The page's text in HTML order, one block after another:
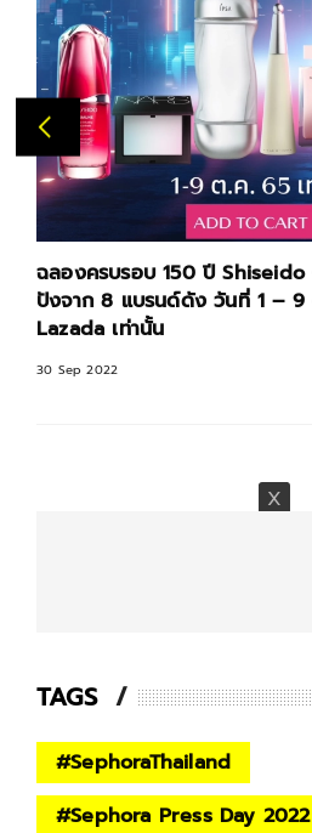
Group จัดโปรโมชั่นสุด
นที่ 1 – 9 ตุลาคม 2565 ที่
TAGS
#SephoraThailand
#Sephora Press Day 2022